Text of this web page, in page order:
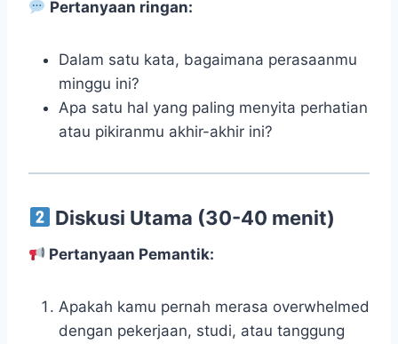
Pertanyaan ringan:
Dalam satu kata, bagaimana perasaanmu
minggu ini?
Apa satu hal yang paling menyita perhatian
atau pikiranmu akhir-akhir ini?
Diskusi Utama (30-40 menit)
Pertanyaan Pemantik:
Apakah kamu pernah merasa overwhelmed
dengan pekerjaan, studi, atau tanggung